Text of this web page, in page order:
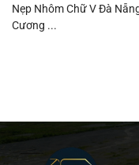
Nẹp Nhôm Chữ V Đà
Cương ...